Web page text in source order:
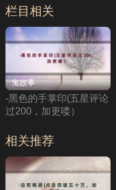
栏目相关
鬼故事
-黑色的手掌印(五星评论
过200，加更喽）
相关推荐